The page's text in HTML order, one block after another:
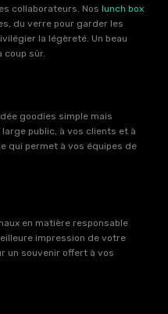
collaborateurs. Nos lunch box
du verre pour garder les
la légèreté. Un beau
coup sûr.
goodies simple mais
public, à vos clients et à
qui permet à vos équipes de
en matière responsable
impression de votre
un souvenir offert à vos